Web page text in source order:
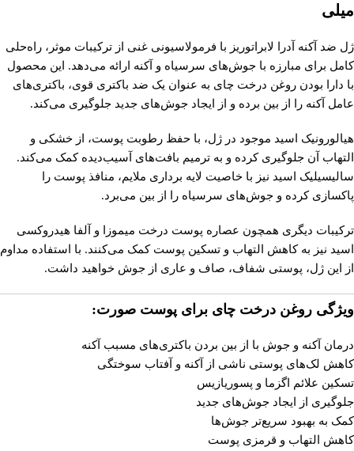
میلی
ژل ضد آکنه آدرا لابراتوریز با فرمولاسیونی غنی از ترکیبات موثر، راه‌حلی
کامل برای مبارزه با جوش‌های سرسیاه و آکنه ارائه می‌دهد. این محصول
با دارا بودن روغن درخت چای به عنوان یک ضد باکتری قوی، باکتری‌های
عامل آکنه را از بین برده و از ایجاد جوش‌های جدید جلوگیری می‌کند.
هیالورونیک اسید موجود در ژل، با حفظ رطوبت پوست، از خشکی و
التهاب آن جلوگیری کرده و به ترمیم بافت‌های آسیب‌دیده کمک می‌کند.
سالیسیلیک اسید نیز با خاصیت لایه برداری ملایم، منافذ پوست را
پاکسازی کرده و جوش‌های سرسیاه را از بین می‌برد.
ترکیبات دیگری همچون عصاره پوست درخت میموزا و آلفا هیدروکسی
اسید نیز به کاهش التهاب و تسکین پوست کمک می‌کنند. با استفاده مداوم
از این ژل، پوستی شفاف، صاف و عاری از جوش خواهید داشت.
ویژگی روغن درخت چای برای پوست صورت:
درمان آکنه و جوش با از بین بردن باکتری‌های مسبب آکنه
کاهش لک‌های پوستی ناشی از آکنه و آفتاب سوختگی
تسکین علائم اگزما و پسوریازیس
جلوگیری از ایجاد جوش‌های جدید
کمک به بهبود سریع‌تر جوش‌ها
کاهش التهاب و قرمزی پوست